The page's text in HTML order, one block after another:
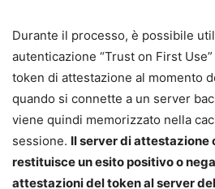
Durante il processo, è possibile
autenticazione “Trust on First
token di attestazione al momento
quando si connette a un server
viene quindi memorizzato nella
sessione. Il server di attestazione
restituisce un esito positivo o
attestazioni del token al server